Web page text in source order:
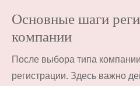
Основные шаги
компании
После выбора типа
регистрации. Здесь важно